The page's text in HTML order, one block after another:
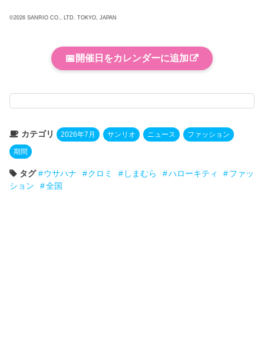
©2026 SANRIO CO., LTD. TOKYO, JAPAN
📅 開催日をカレンダーに追加
カテゴリ 2026年7月 サンリオ ニュース ファッション
期間
タグ ウサハナ クロミ しまむら ハローキティ
ファッ
ション
全国